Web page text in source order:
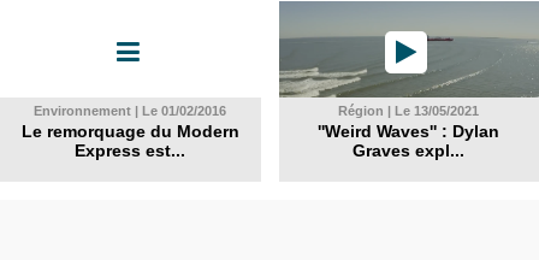
Environnement | Le 01/02/2016
Le remorquage du Modern
Express est...
Région | Le 13/05/2021
''Weird Waves'' : Dylan
Graves expl...